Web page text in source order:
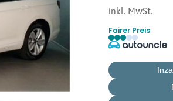
Jobcar
Neuwagen
inkl. MwSt.
Fairer Preis